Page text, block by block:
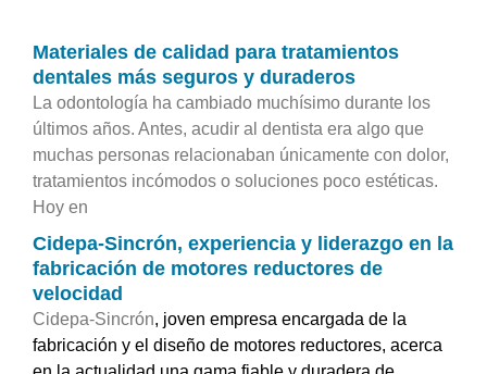
Materiales de calidad para tratamientos
dentales más seguros y duraderos
La odontología ha cambiado muchísimo durante los
últimos años. Antes, acudir al dentista era algo que
muchas personas relacionaban únicamente con dolor,
tratamientos incómodos o soluciones poco estéticas.
Hoy en
Cidepa-Sincrón, experiencia y liderazgo en la
fabricación de motores reductores de
velocidad
Cidepa-Sincrón, joven empresa encargada de la
fabricación y el diseño de motores reductores, acerca